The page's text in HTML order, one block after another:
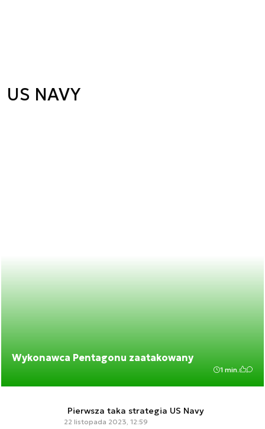
US NAVY
Wykonawca Pentagonu zaatakowany
1 min.
Pierwsza taka strategia US Navy
22 listopada 2023, 12:59